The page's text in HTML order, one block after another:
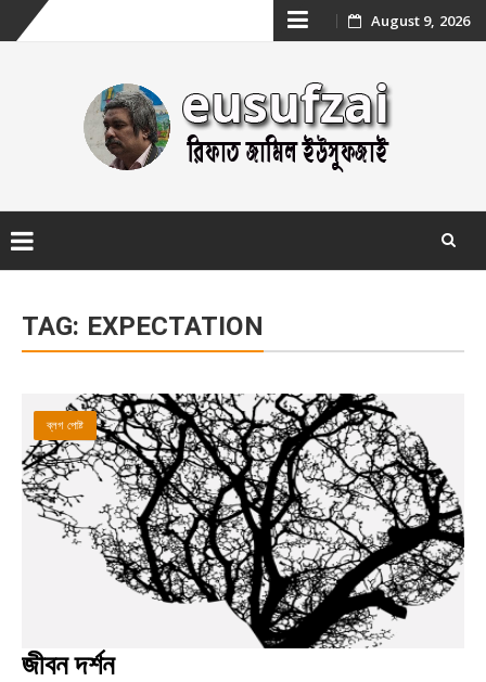
Skip
content
August 9, 2026
content
TAG: EXPECTATION
ব্লগ পোষ্ট
জীবন দর্শন